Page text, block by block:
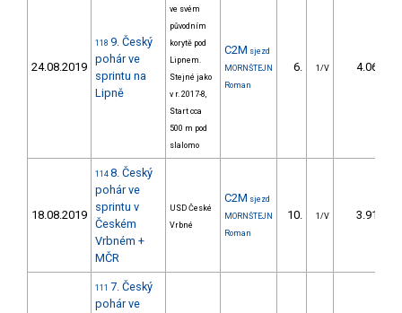
24.08.2019
118 9. Český
pohár ve
sprintu na
Lipně
ve svém
původním
korytě pod
Lipnem.
Stejné jako
v r. 2017-8,
Start cca
500 m pod
slalomo
C2M sjezd
MORNŠTEJN
Roman
6. 1/V 4.06
18.08.2019
114 8. Český
pohár ve
sprintu v
Českém
Vrbném +
MČR
USD České
Vrbné
C2M sjezd
MORNŠTEJN
Roman
10. 1/V 3.91
111 7. Český
pohár ve